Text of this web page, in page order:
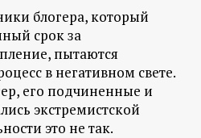
блогера, который
срок за
пытаются
в негативном свете.
его подчиненные и
экстремистской
это не так.